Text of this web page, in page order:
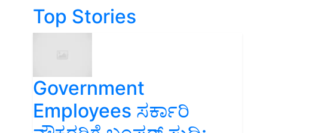
Top Stories
Government
Employees ಸರ್ಕಾರಿ